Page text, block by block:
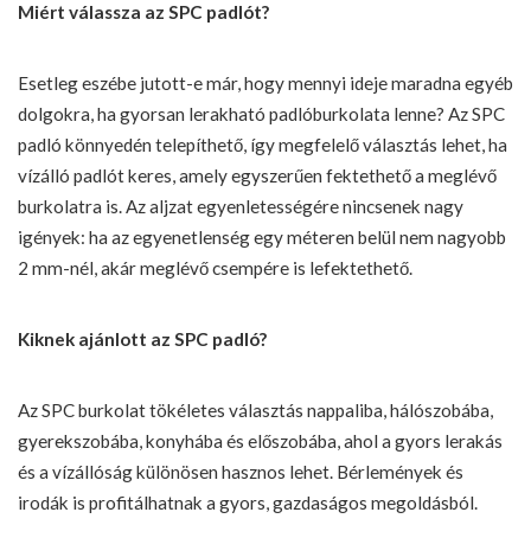
Miért válassza az SPC padlót?
Esetleg eszébe jutott-e már, hogy mennyi ideje maradna egyéb
dolgokra, ha gyorsan lerakható padlóburkolata lenne? Az SPC
padló könnyedén telepíthető, így megfelelő választás lehet, ha
vízálló padlót keres, amely egyszerűen fektethető a meglévő
burkolatra is. Az aljzat egyenletességére nincsenek nagy
igények: ha az egyenetlenség egy méteren belül nem nagyobb
2 mm-nél, akár meglévő csempére is lefektethető.
Kiknek ajánlott az SPC padló?
Az SPC burkolat tökéletes választás nappaliba, hálószobába,
gyerekszobába, konyhába és előszobába, ahol a gyors lerakás
és a vízállóság különösen hasznos lehet. Bérlemények és
irodák is profitálhatnak a gyors, gazdaságos megoldásból.